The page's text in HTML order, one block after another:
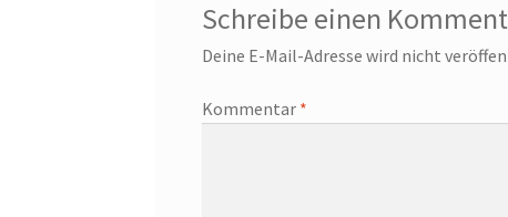
Schreibe einen
Deine E-Mail-Adresse wird nicht
Kommentar *